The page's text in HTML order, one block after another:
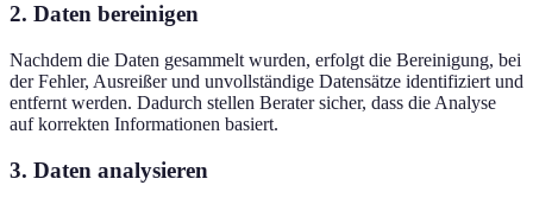
2. Daten bereinigen
Nachdem die Daten gesammelt wurden, erfolgt die Bereinigung, bei
der Fehler, Ausreißer und unvollständige Datensätze identifiziert und
entfernt werden. Dadurch stellen Berater sicher, dass die Analyse
auf korrekten Informationen basiert.
3. Daten analysieren